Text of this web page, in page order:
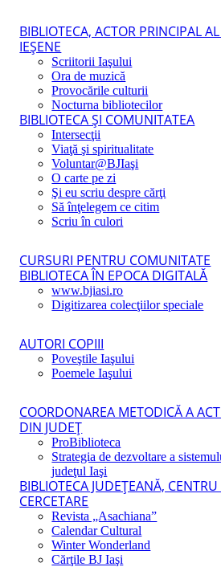
BIBLIOTECA, ACTOR PRINCIPAL
IEŞENE
Scriitorii Iaşului
Ora de muzică
Provocările culturii
Nocturna bibliotecilor
BIBLIOTECA ŞI COMUNITATEA
Intersecţii
Viaţă şi spiritualitate
Voluntar@BJIaşi
O carte pe zi
Şi eu scriu despre cărţi
Să înţelegem ce citim
Scriu în culori
CURSURI PENTRU COMUNITATE
BIBLIOTECA ÎN EPOCA DIGITALĂ
www.bjiasi.ro
Digitizarea colecţiilor speciale
AUTORI COPIII
Poveştile Iaşului
Poemele Iaşului
COORDONAREA METODICĂ A
DIN JUDEŢ
ProBiblioteca
Strategia de dezvoltare a
judeţul Iaşi
BIBLIOTECA JUDEŢEANĂ,
CERCETARE
Revista „Asachiana”
Calendar Cultural
Winter Wonderland
Cărţile BJ Iaşi